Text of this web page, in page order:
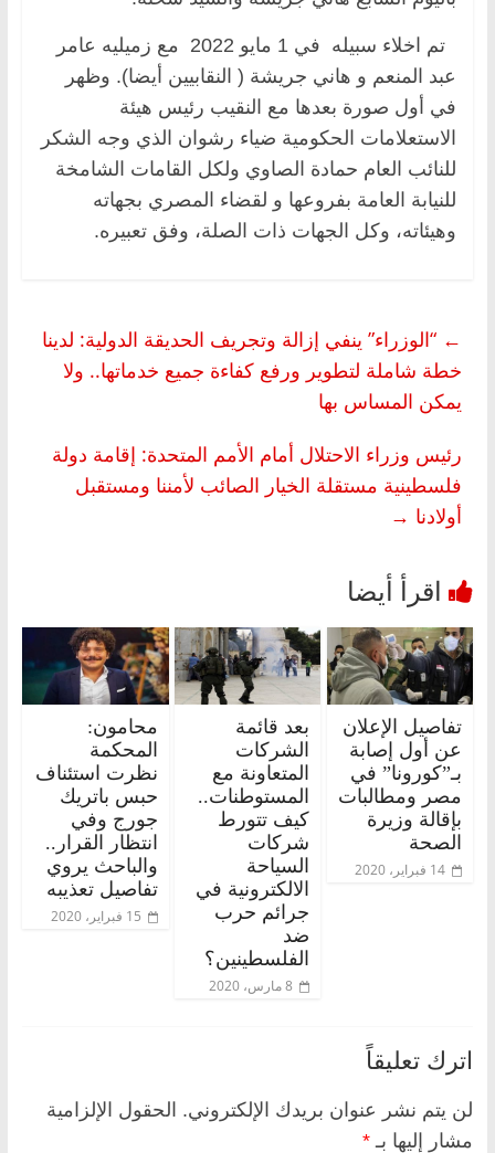
تم اخلاء سبيله في 1 مايو 2022 مع زميليه عامر
عبد المنعم و هاني جريشة ( النقابيين أيضا). وظهر
في أول صورة بعدها مع النقيب رئيس هيئة
الاستعلامات الحكومية ضياء رشوان الذي وجه الشكر
للنائب العام حمادة الصاوي ولكل القامات الشامخة
للنيابة العامة بفروعها و لقضاء المصري بجهاته
وهيئاته، وكل الجهات ذات الصلة، وفق تعبيره.
← “الوزراء” ينفي إزالة وتجريف الحديقة الدولية: لدينا
خطة شاملة لتطوير ورفع كفاءة جميع خدماتها.. ولا
يمكن المساس بها
رئيس وزراء الاحتلال أمام الأمم المتحدة: إقامة دولة
فلسطينية مستقلة الخيار الصائب لأمننا ومستقبل
أولادنا →
تفاصيل الإعلان
عن أول إصابة
بـ”كورونا” في
مصر ومطالبات
بإقالة وزيرة
الصحة
14 فبراير، 2020
بعد قائمة
الشركات
المتعاونة مع
المستوطنات..
كيف تتورط
شركات
السياحة
الالكترونية في
جرائم حرب
ضد
الفلسطينين؟
8 مارس، 2020
محامون:
المحكمة
نظرت استئناف
حبس باتريك
جورج وفي
انتظار القرار..
والباحث يروي
تفاصيل تعذيبه
15 فبراير، 2020
اترك تعليقاً
لن يتم نشر عنوان بريدك الإلكتروني. الحقول الإلزامية
مشار إليها بـ *